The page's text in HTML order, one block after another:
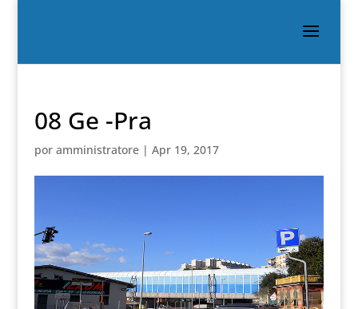
08 Ge -Pra
por amministratore| Apr 19, 2017